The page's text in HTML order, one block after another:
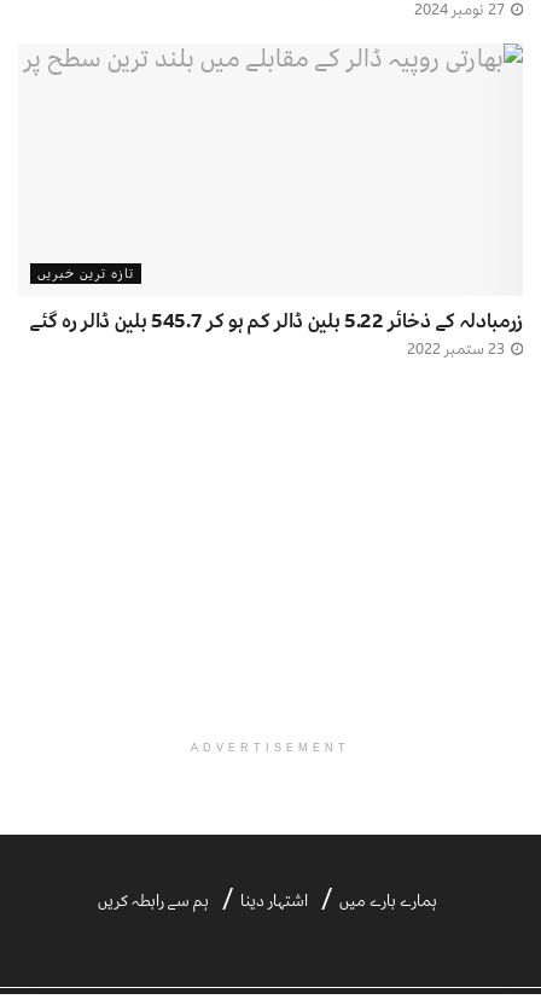
تازہ ترین خبریں
زرمبادلہ کے ذخائر 5.22 بلین ڈالر کم ہو کر 545.7 بلین ڈالر رہ گئے
ADVERTISEMENT
ہمارے بارے میں اشتہار دینا ہم سے رابطہ کریں